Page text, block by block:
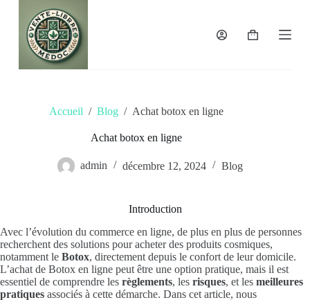
Panier
Accueil / Blog / Achat botox en ligne
Achat botox en ligne
admin décembre 12, 2024 Blog
Introduction
Avec l’évolution du commerce en ligne, de plus en plus de personnes
recherchent des solutions pour acheter des produits cosmiques,
notamment le Botox, directement depuis le confort de leur domicile.
L’achat de Botox en ligne peut être une option pratique, mais il est
essentiel de comprendre les règlements, les risques, et les meilleures
pratiques associés à cette démarche. Dans cet article, nous